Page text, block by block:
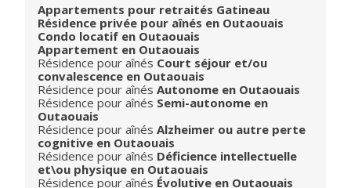
Appartements pour retraités Gatineau
Résidence privée pour aînés en Outaouais
Condo locatif en Outaouais
Appartement en Outaouais
Résidence pour aînés Court séjour et/ou
convalescence en Outaouais
Résidence pour aînés Autonome en Outaouais
Résidence pour aînés Semi-autonome en
Outaouais
Résidence pour aînés Alzheimer ou autre perte
cognitive en Outaouais
Résidence pour aînés Déficience intellectuelle
et\ou physique en Outaouais
Résidence pour aînés Évolutive en Outaouais